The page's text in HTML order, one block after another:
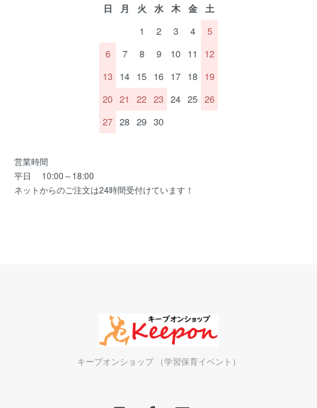
日 月 火 水 木 金
土
1
2 3 4
5
6
7 8 9 10 11
12
13 14 15 16 17 18 19
20 21 22 23 24 25 26
27 28 29 30
営業時間
平日 10:00～18:00
ネットからのご注文は24時間受付けています！
キープオンショップ （学習保育イベント）